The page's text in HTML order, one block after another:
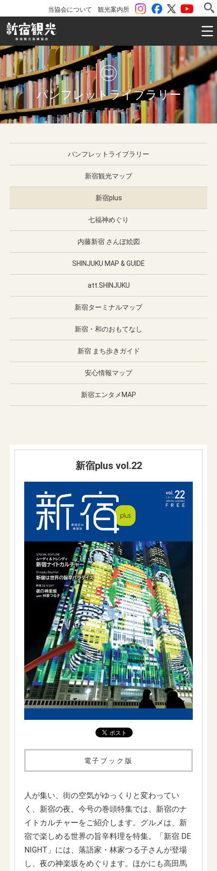
ツイッター
Facebook
instagram
観光案内所
当協会について
一般社団法人 新宿観光振興協会 Shinjuku
パンフレットライブラリー
パンフレットライブラリー
新宿観光マップ
新宿plus
七福神めぐり
内藤新宿 さんぽ絵図
SHINJUKU MAP & GUIDE
att.SHINJUKU
新宿ターミナルマップ
新宿・和のおもてなし
新宿 まち歩きガイド
安心情報マップ
新宿エンタメMAP
新宿plus vol.22
電子ブック版
人が集い、街の空気がゆっくりと変わってい
く、新宿の夜。今号の巻頭特集では、新宿のナ
イトカルチャーをご紹介します。グルメは、新
宿で楽しめる世界の旨辛料理を特集。「新宿 DE
NIGHT」には、落語家・林家つる子さんが登場
し、夜の神楽坂をめぐります。ほかにも高田馬